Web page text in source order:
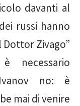
davanti al
russi hanno
Zivago”
necessario
no: è
mai di venire